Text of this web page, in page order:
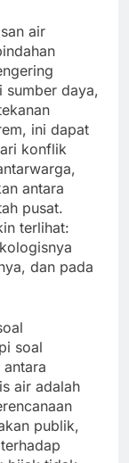
air
sumber daya,
ini dapat
konflik
antara
pusat.
terlihat:
dan pada
soal
air adalah
publik,